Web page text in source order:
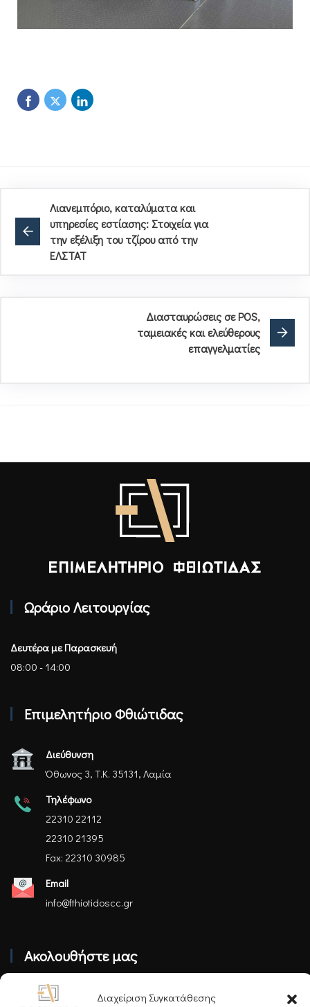
Διαχείριση Συγκατάθεσης
Λιανεμπόριο, καταλύματα και
υπηρεσίες εστίασης: Στοιχεία για
την εξέλιξη του τζίρου από την
ΕΛΣΤΑΤ
Διασταυρώσεις σε POS,
ταμειακές και ελεύθερους
επαγγελματίες
Ωράριο Λειτουργίας
Δευτέρα με Παρασκευή
08:00 - 14:00
Επιμελητήριο Φθιώτιδας
Διεύθυνση
Όθωνος 3, Τ.Κ. 35131, Λαμία
Τηλέφωνο
22310 22112
22310 21395
Fax: 22310 30985
Email
info@fthiotidoscc.gr
Ακολουθήστε μας